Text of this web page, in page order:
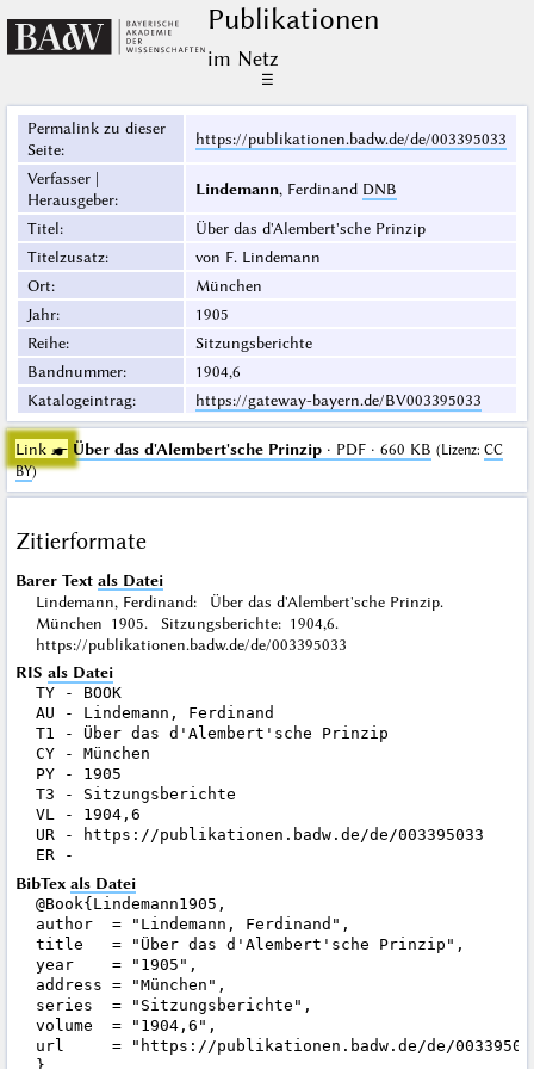
Publikationen
im Netz
☰
Permalink zu dieser
Seite:
https://publikationen.badw.de/de/003395033
Verfasser |
Herausgeber:
Lindemann, Ferdinand DNB
Titel:
Über das d'Alembert'sche Prinzip
Titelzusatz:
von F. Lindemann
Ort:
München
Jahr:
1905
Reihe:
Sitzungsberichte
Bandnummer:
1904,6
Katalogeintrag: https://gateway-bayern.de/BV003395033
Link ☛ Über das d'Alembert'sche Prinzip· PDF · 660 KB (Lizenz: CC
BY)
Zitierformate
Barer Text als Datei
Lindemann, Ferdinand: Über das d'Alembert'sche Prinzip.
München 1905. Sitzungsberichte: 1904,6.
https://publikationen.badw.de/de/003395033
RIS als Datei
TY - BOOK
AU - Lindemann, Ferdinand
T1 - Über das d'Alembert'sche Prinzip
CY - München
PY - 1905
T3 - Sitzungsberichte
VL - 1904,6
UR - https://publikationen.badw.de/de/003395033
BibTex als Datei
@Book{Lindemann1905,
author  = "Lindemann, Ferdinand",
title   = "Über das d'Alembert'sche Prinzip",
year    = "1905",
address = "München",
series  = "Sitzungsberichte",
volume  = "1904,6",
url     = "https://publikationen.badw.de/de/